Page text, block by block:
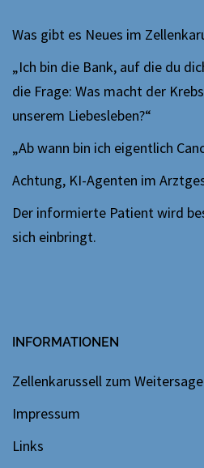
Was gibt es Neues im
„Ich bin die Bank, auf die du
die Frage: Was macht der
unserem Liebesleben?“
„Ab wann bin ich eigentlich
Achtung, KI-Agenten im
Der informierte Patient wird
sich einbringt.
INFORMATIONEN
Zellenkarussell zum
Impressum
Links